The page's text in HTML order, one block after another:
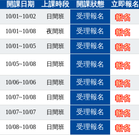
！快來祐昕學院官網看看吧！
及「潛水作業主管」安全衛生教育訓練之結
開課日期 上課時段 開課狀態 立即報名
10/01~10/02 日間班 受理報名
10/01~10/08 夜間班 受理報名
10/01~10/05 日間班 受理報名
10/05~10/08 日間班 受理報名
10/06~10/06 日間班 受理報名
10/07~10/08 日間班 受理報名
10/07~10/07 日間班 受理報名
10/08~10/08 日間班 受理報名